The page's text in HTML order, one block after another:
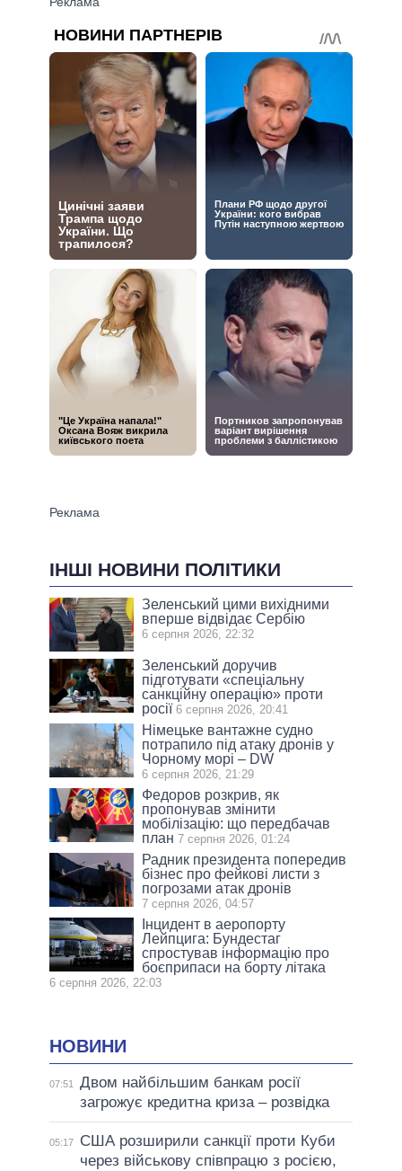
ІНШІ НОВИНИ ПОЛІТИКИ
Зеленський цими вихідними
вперше відвідає Сербію
6 серпня 2026, 22:32
Зеленський доручив
підготувати «спеціальну
санкційну операцію» проти
росії 6 серпня 2026, 20:41
Німецьке вантажне судно
потрапило під атаку дронів у
Чорному морі – DW
6 серпня 2026, 21:29
Федоров розкрив, як
пропонував змінити
мобілізацію: що передбачав
план 7 серпня 2026, 01:24
Радник президента попередив
бізнес про фейкові листи з
погрозами атак дронів
7 серпня 2026, 04:57
Інцидент в аеропорту
Лейпцига: Бундестаг
спростував інформацію про
боєприпаси на борту літака
6 серпня 2026, 22:03
НОВИНИ
07:51
Двом найбільшим банкам росії
загрожує кредитна криза – розвідка
05:17
США розширили санкції проти Куби
через військову співпрацю з росією,